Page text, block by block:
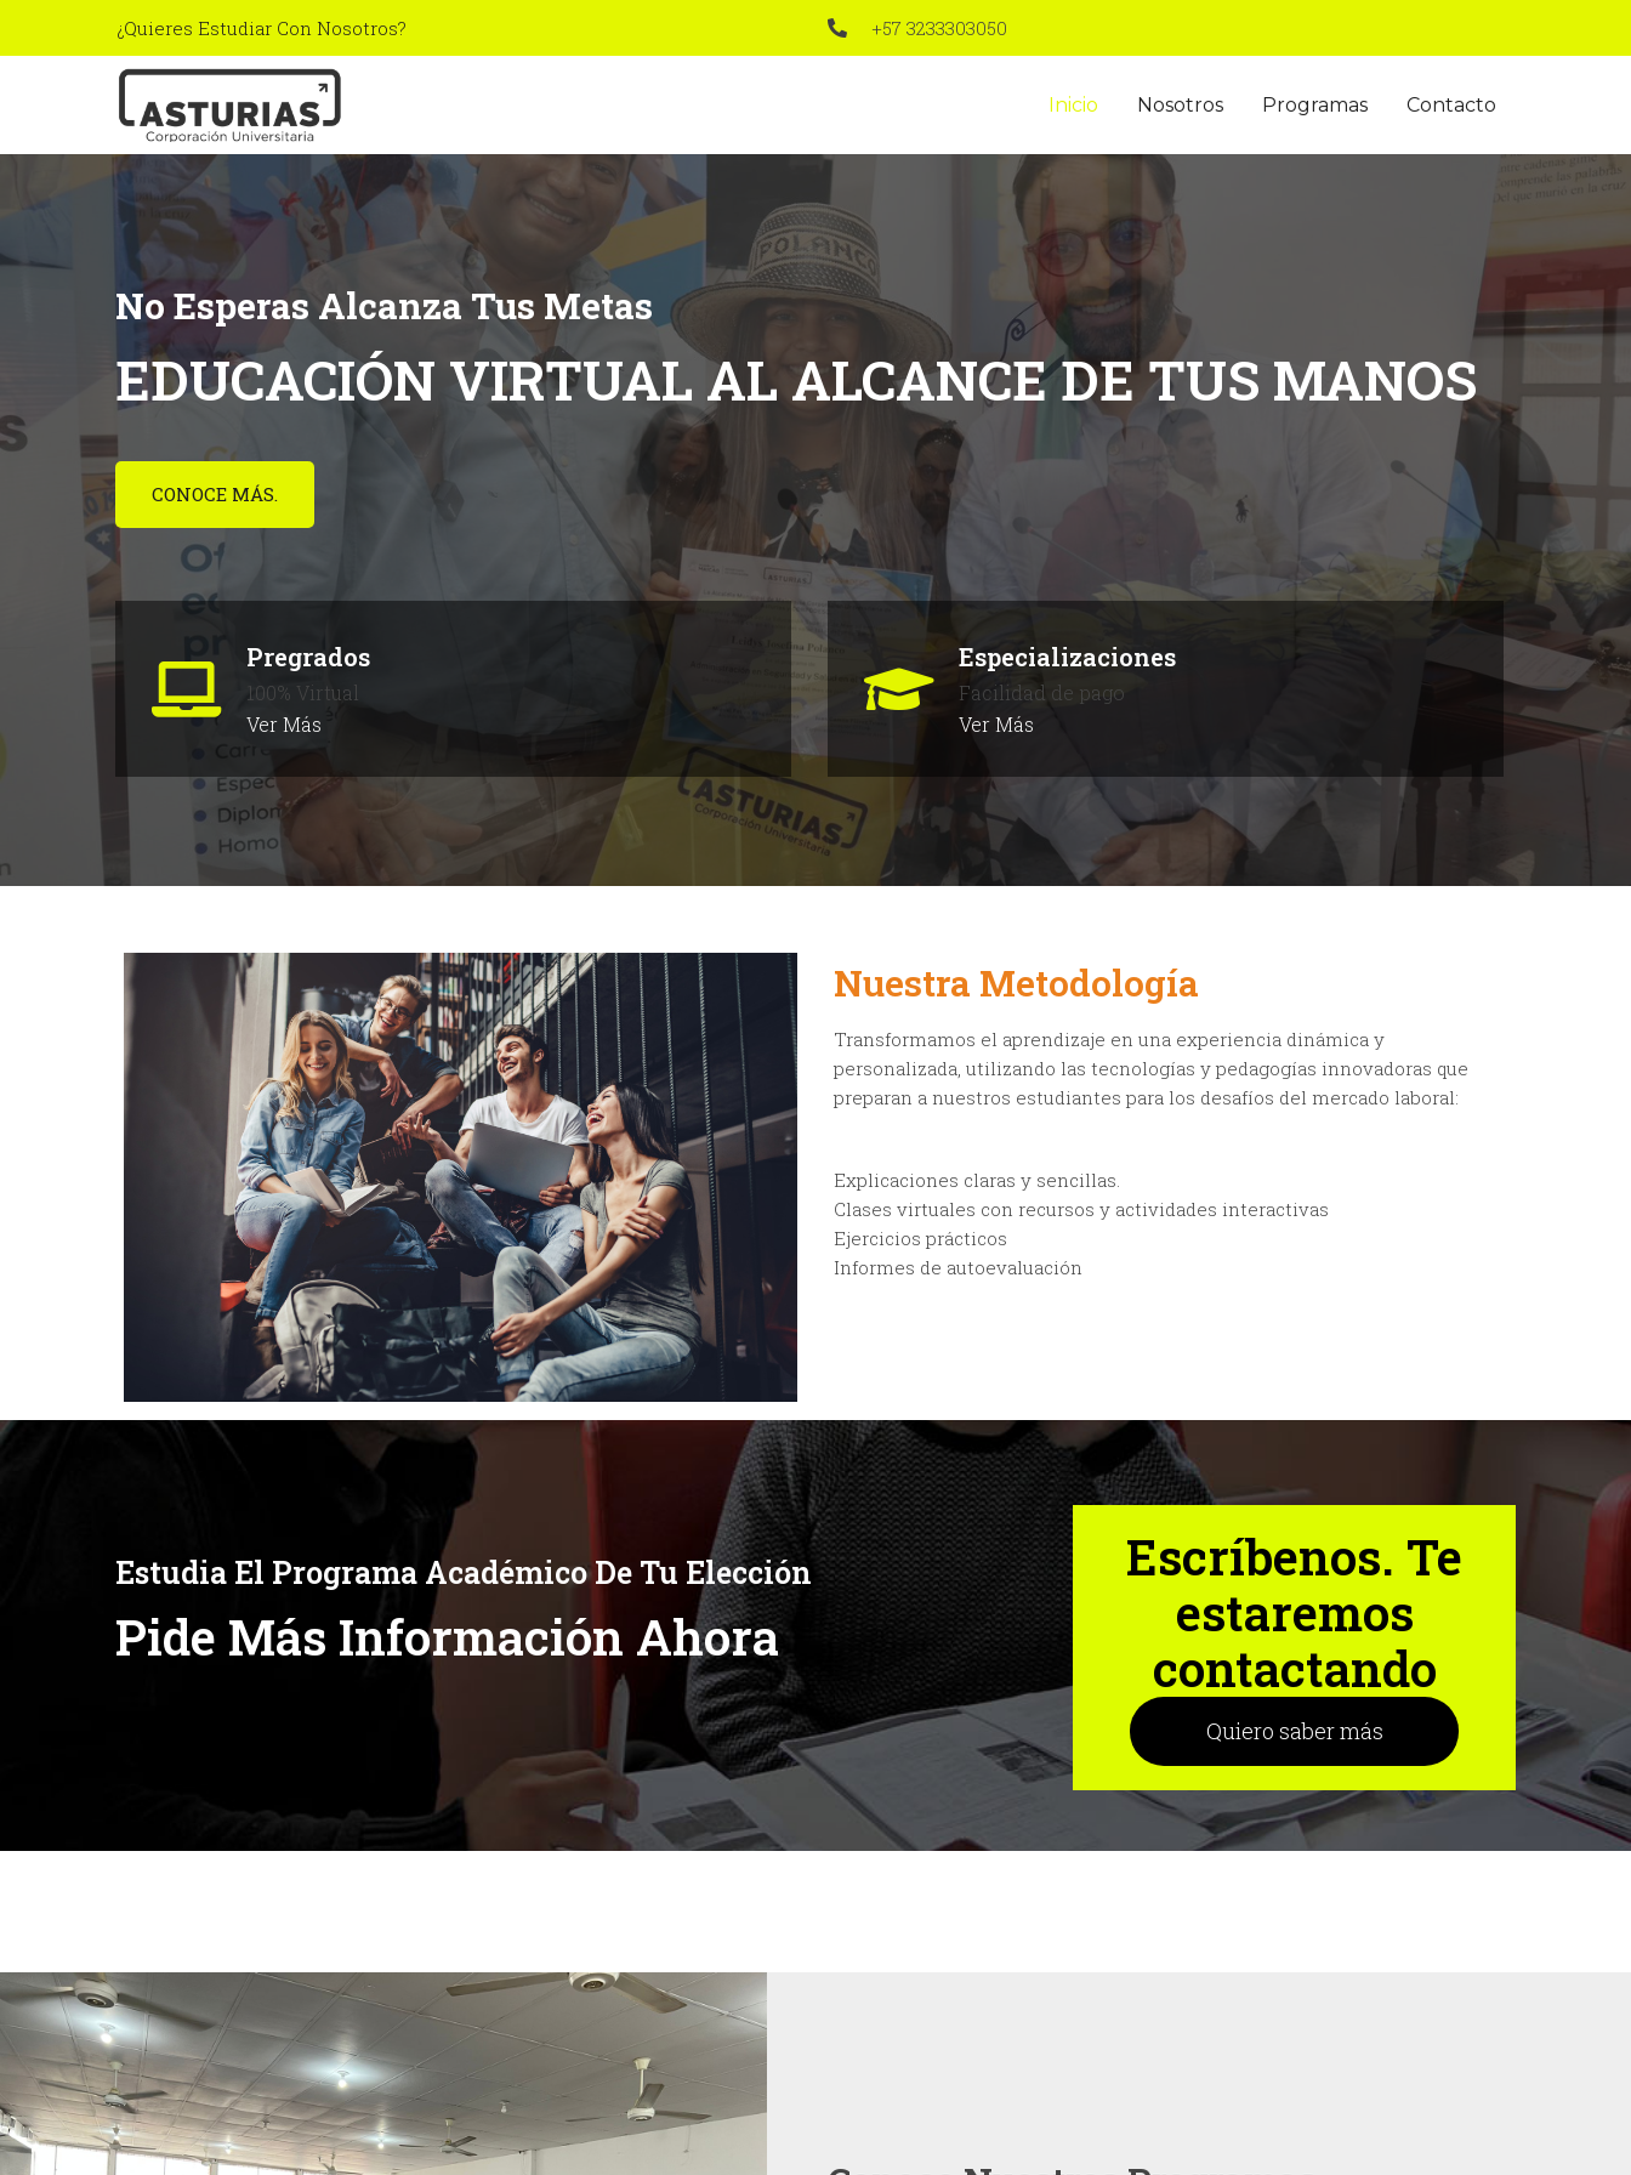
¿Quieres Estudiar Con Nosotros? +57 3233303050
Inicio Nosotros Programas Contacto
No Esperas Alcanza Tus Metas
EDUCACIÓN VIRTUAL AL ALCANCE DE TUS MANOS
CONOCE MÁS.
Pregrados
100% Virtual
Ver Más
Especializaciones
Facilidad de pago
Ver Más
Nuestra Metodología
Transformamos el aprendizaje en una experiencia dinámica y
personalizada, utilizando las tecnologías y pedagogías innovadoras que
preparan a nuestros estudiantes para los desafíos del mercado laboral:
Explicaciones claras y sencillas.
Clases virtuales con recursos y actividades interactivas
Ejercicios prácticos
Informes de autoevaluación
Estudia El Programa Académico De Tu Elección
Pide Más Información Ahora
Escríbenos. Te
estaremos
contactando
Quiero saber más